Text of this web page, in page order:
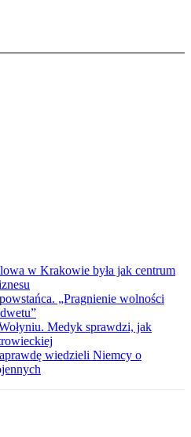
w Krakowie była jak centrum
„Pragnienie wolności
Medyk sprawdzi, jak
wiedzieli Niemcy o